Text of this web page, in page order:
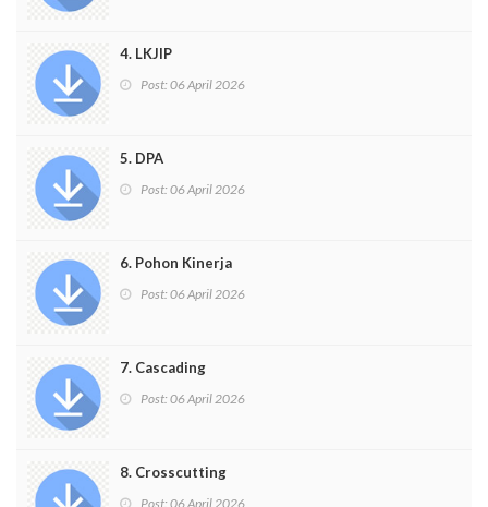
4. LKJIP
Post:06 April 2026
5. DPA
Post:06 April 2026
6. Pohon Kinerja
Post:06 April 2026
7. Cascading
Post:06 April 2026
8. Crosscutting
Post:06 April 2026